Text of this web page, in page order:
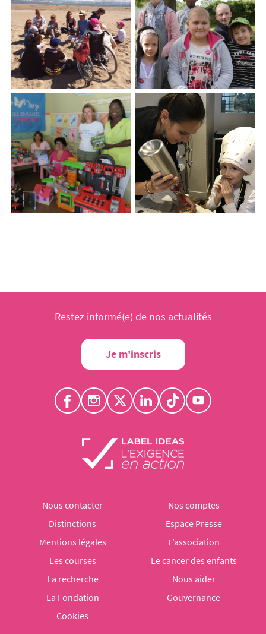
Restez informé(e) de nos actualités
Je m'inscris
Nous contacter
Nos comptes
Distinctions
Espace Presse
Mentions légales
L’association
Les courses
Le cancer des enfants
La recherche
Nous aider
La Fondation
Gouvernance
Cookies